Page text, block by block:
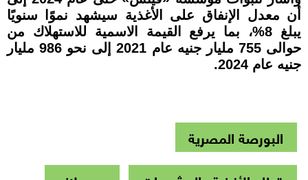
أن معدل الإنفاق على الأغذية سيشهد نموًا سنويًا
يبلغ 8%، بما يرفع القيمة الاسمية للاستهلاك من
حوالى 755 مليار جنيه عام 2021 إلى نحو 986 مليار
جنيه عام 2024.
البورصة المصرية